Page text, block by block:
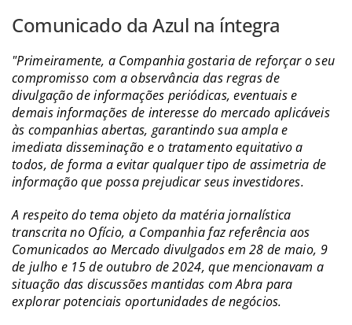
Comunicado da Azul na íntegra
"Primeiramente, a Companhia gostaria de reforçar o seu
compromisso com a observância das regras de
divulgação de informações periódicas, eventuais e
demais informações de interesse do mercado aplicáveis
às companhias abertas, garantindo sua ampla e
imediata disseminação e o tratamento equitativo a
todos, de forma a evitar qualquer tipo de assimetria de
informação que possa prejudicar seus investidores.
A respeito do tema objeto da matéria jornalística
transcrita no Ofício, a Companhia faz referência aos
Comunicados ao Mercado divulgados em 28 de maio, 9
de julho e 15 de outubro de 2024, que mencionavam a
situação das discussões mantidas com Abra para
explorar potenciais oportunidades de negócios.